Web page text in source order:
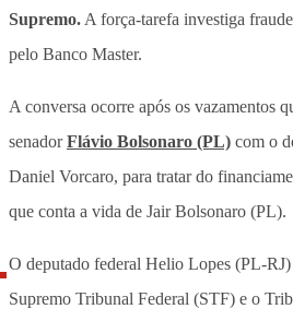
Supremo. A força-tarefa investiga
pelo Banco Master.
A conversa ocorre após os vazamentos
senadorFlávio Bolsonaro (PL) com o
Daniel Vorcaro, para tratar do
que conta a vida de Jair Bolsonaro (PL).
O deputado federal Helio Lopes (PL-
Supremo Tribunal Federal (STF) e o